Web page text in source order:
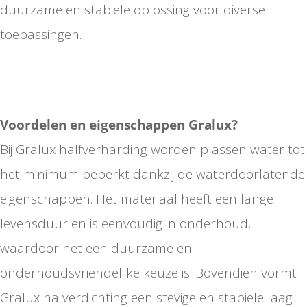
duurzame en stabiele oplossing voor diverse
toepassingen.
Voordelen en eigenschappen Gralux?
Bij Gralux halfverharding worden plassen water tot
het minimum beperkt dankzij de waterdoorlatende
eigenschappen. Het materiaal heeft een lange
levensduur en is eenvoudig in onderhoud,
waardoor het een duurzame en
onderhoudsvriendelijke keuze is. Bovendien vormt
Gralux na verdichting een stevige en stabiele laag